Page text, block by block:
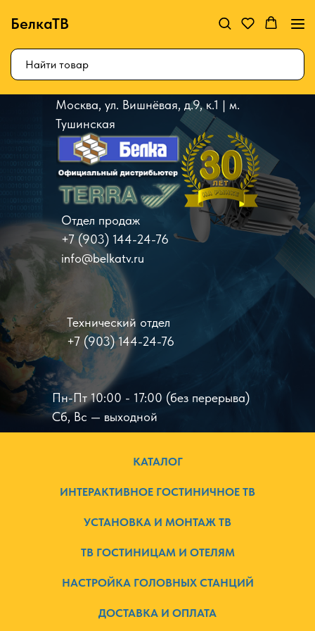
БелкаТВ
Москва, ул. Вишнёвая, д.9, к.1 | м.
Тушинская
Отдел продаж
+7 (903) 144-24-76
info@belkatv.ru
Пн-Пт 10:00 - 17:00 (без перерыва)
Сб, Вс — выходной
Технический отдел
+7 (903) 144-24-76
КАТАЛОГ
ИНТЕРАКТИВНОЕ ГОСТИНИЧНОЕ ТВ
УСТАНОВКА И МОНТАЖ ТВ
ТВ ГОСТИНИЦАМ И ОТЕЛЯМ
НАСТРОЙКА ГОЛОВНЫХ СТАНЦИЙ
ДОСТАВКА И ОПЛАТА